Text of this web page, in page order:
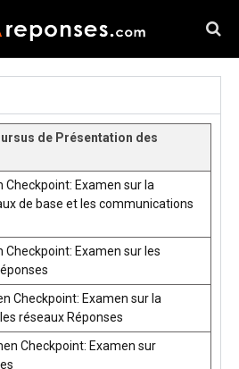
de Présentation des
Checkpoint: Examen sur la
de base et les communications
Checkpoint: Examen sur les
Checkpoint: Examen sur la
réseaux Réponses
Checkpoint: Examen sur